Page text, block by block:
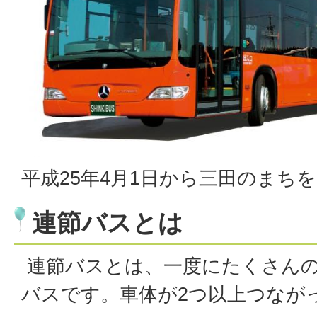
平成25年4月1日から三田のまち
連節バスとは
連節バスとは、一度にたくさん
バスです。車体が2つ以上つなが